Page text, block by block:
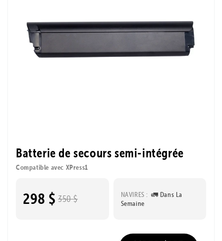
Batterie de secours semi-intégrée
Compatible avec XPress1
298 $ 350 $ NAVIRES : 🚛 Dans La
Semaine